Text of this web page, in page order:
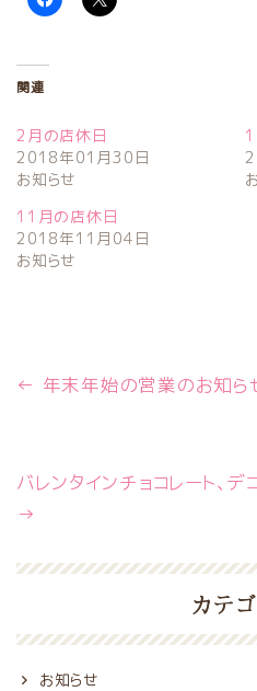
関連
2月の店休日
2018年01月30日
お知らせ
11月の店休日
2018年11月04日
お知らせ
← 年末年始の営業のお知ら
バレンタインチョコレート、
→
カテ
お知らせ